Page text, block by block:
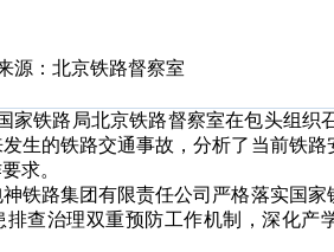
源：北京铁路督察室
铁路局北京铁路督察室在包头组织
生的铁路交通事故，分析了当前铁
求。
路集团有限责任公司严格落实国家
查治理双重预防工作机制，深化产